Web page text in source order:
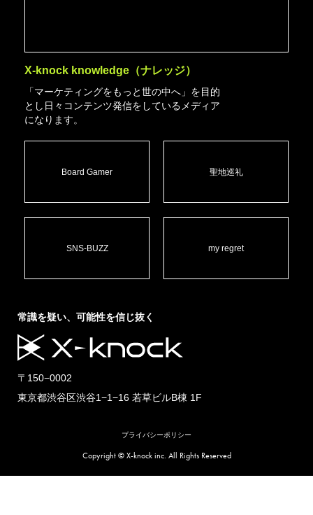
X-knock knowledge（ナレッジ）
「マーケティングをもっと世の中へ」を目的
とし日々コンテンツ発信をしているメディア
になります。
Board Gamer 聖地巡礼
SNS-BUZZ my regret
常識を疑い、可能性を信じ抜く
〒150−0002
東京都渋谷区渋谷1−1−16 若草ビルB棟 1F
プライバシーポリシー
Copyright © X-knock inc. All Rights Reserved